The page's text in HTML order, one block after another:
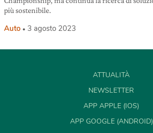
più sostenibile.
Auto 3 agosto 2023
ATTUALITÀ
NEWSLETTER
APP APPLE (IOS)
APP GOOGLE (ANDROID)